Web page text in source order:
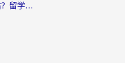
在国外如何打开中国网站？留学生与海外华人的无缝访问指南